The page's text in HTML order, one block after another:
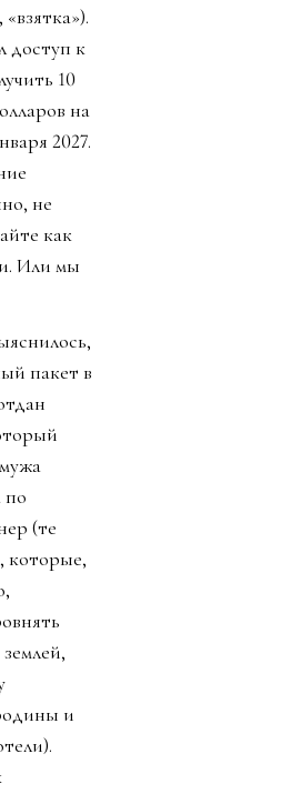
доступ к
10
на
2027.
не
как
Или мы
пакет в
по
(те
которые,
и